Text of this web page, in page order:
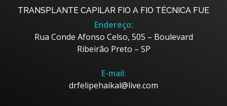
TRANSPLANTE CAPILAR FIO A FIO TÉCNICA FUE
Endereço:
Rua Conde Afonso Celso, 505 – Boulevard
Ribeirão Preto – SP
E-mail:
drfelipehaikal@live.com